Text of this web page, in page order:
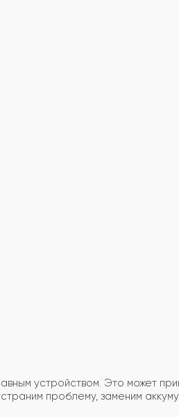
устройством. Это может
проблему, заменим